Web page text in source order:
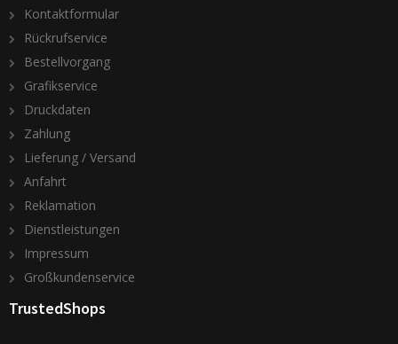
Kontaktformular
Rückrufservice
Bestellvorgang
Grafikservice
Druckdaten
Zahlung
Lieferung / Versand
Anfahrt
Reklamation
Dienstleistungen
Impressum
Großkundenservice
TrustedShops